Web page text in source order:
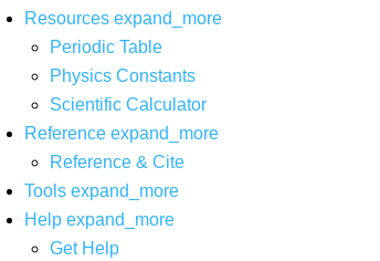
Resources expand_more
Periodic Table
Physics Constants
Scientific Calculator
Reference expand_more
Reference & Cite
Tools expand_more
Help expand_more
Get Help